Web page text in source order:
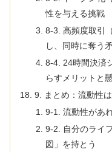
性を与える挑戦
8-3. 高頻度取引
し、同時に奪う
8-4. 24時間決済
らすメリットと
9. まとめ：流動性
9-1. 流動性があ
9-2. 自分のライ
図」を持とう